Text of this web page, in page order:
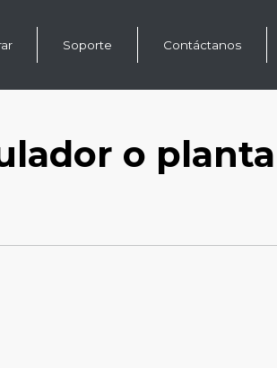
Soporte Contáctanos
o